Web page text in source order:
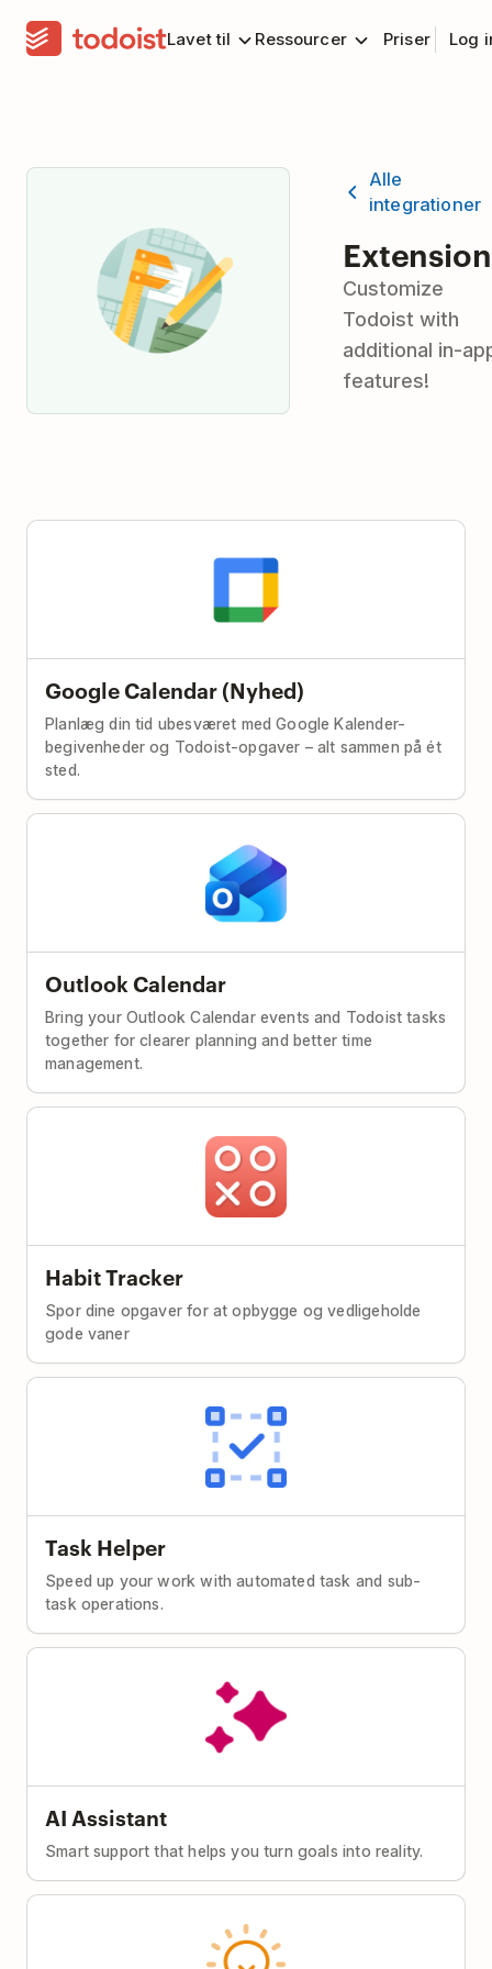
Lavet til Ressourcer Priser Log
Alle
integrationer
Customize
Todoist with
additional in-
features!
Google Calendar (Nyhed)
Planlæg din tid ubesværet med Google Kalender-
begivenheder og Todoist-opgaver – alt sammen på ét
sted.
Outlook Calendar
Bring your Outlook Calendar events and Todoist tasks
together for clearer planning and better time
management.
Habit Tracker
Spor dine opgaver for at opbygge og vedligeholde
gode vaner
Task Helper
Speed up your work with automated task and sub-
task operations.
AI Assistant
Smart support that helps you turn goals into reality.